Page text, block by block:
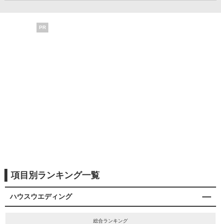
PR
項目別ランキング一覧
ハウスウエディング
総合ランキング